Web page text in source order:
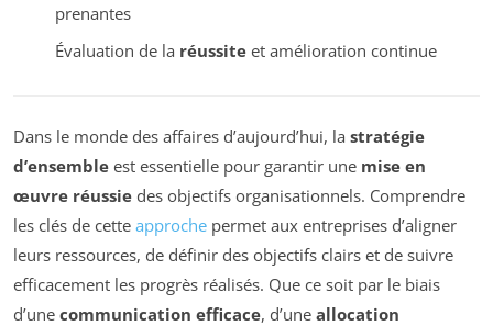
prenantes
Évaluation de la réussiteet amélioration continue
Dans le monde des affaires d’aujourd’hui, la stratégie
d’ensemble est essentielle pour garantir une mise en
œuvre réussie des objectifs organisationnels. Comprendre
les clés de cette approche permet aux entreprises d’aligner
leurs ressources, de définir des objectifs clairs et de suivre
efficacement les progrès réalisés. Que ce soit par le biais
d’une communication efficace, d’une allocation